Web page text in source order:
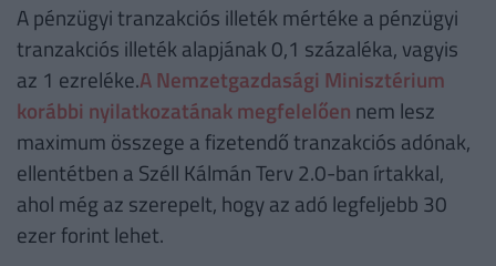
A pénzügyi tranzakciós illeték mértéke a pénzügyi
tranzakciós illeték alapjának 0,1 százaléka, vagyis
az 1 ezreléke.A Nemzetgazdasági Minisztérium
korábbi nyilatkozatának megfelelően nem lesz
maximum összege a fizetendő tranzakciós adónak,
ellentétben a Széll Kálmán Terv 2.0-ban írtakkal,
ahol még az szerepelt, hogy az adó legfeljebb 30
ezer forint lehet.